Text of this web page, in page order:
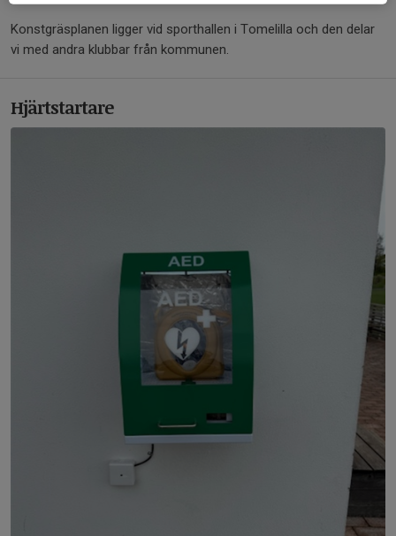
Konstgräsplanen ligger vid sporthallen i Tomelilla och den delar
vi med andra klubbar från kommunen.
Hjärtstartare